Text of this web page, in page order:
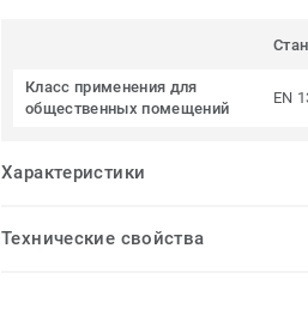
Класс применения для
общественных помещений
EN
Характеристики
Технические свойства